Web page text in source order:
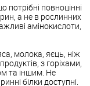
потрібні повноцінні
а не в рослинних
амінокислоти,
молока, яєць, ніж
з горіхами,
та іншим. Не
білки доступні.